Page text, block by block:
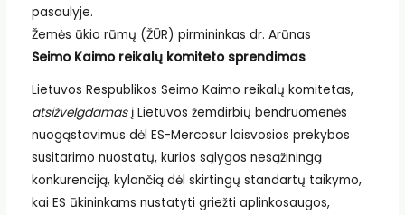
pasaulyje.
Žemės ūkio rūmų (ŽŪR) pirmininkas dr. Arūnas
Seimo Kaimo reikalų komiteto sprendimas
Lietuvos Respublikos Seimo Kaimo reikalų komitetas,
atsižvelgdamasį Lietuvos žemdirbių bendruomenės
nuogąstavimus dėl ES-Mercosur laisvosios prekybos
susitarimo nuostatų, kurios sąlygos nesąžiningą
konkurenciją, kylančią dėl skirtingų standartų taikymo,
kai ES ūkininkams nustatyti griežti aplinkosaugos,